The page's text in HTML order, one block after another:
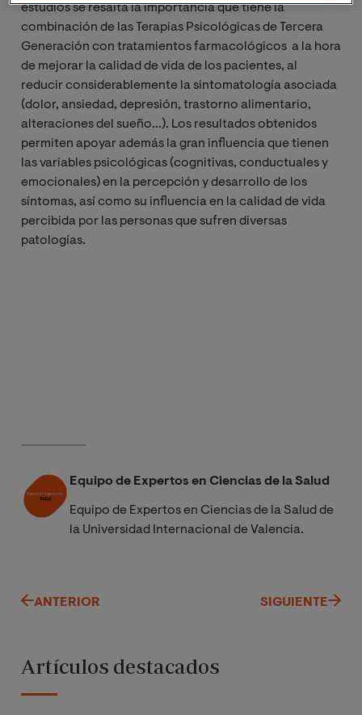
estudios se resalta la importancia que tiene la
combinación de las Terapias Psicológicas de Tercera
Generación con tratamientos farmacológicos a la hora
de mejorar la calidad de vida de los pacientes, al
reducir considerablemente la sintomatología asociada
(dolor, ansiedad, depresión, trastorno alimentario,
alteraciones del sueño…). Los resultados obtenidos
permiten apoyar además la gran influencia que tienen
las variables psicológicas (cognitivas, conductuales y
emocionales) en la percepción y desarrollo de los
síntomas, así como su influencia en la calidad de vida
percibida por las personas que sufren diversas
patologías.
Equipo de Expertos en Ciencias de la Salud
Equipo de Expertos en Ciencias de la Salud de
la Universidad Internacional de Valencia.
ANTERIOR SIGUIENTE
Artículos destacados